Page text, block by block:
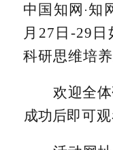
中国知网 · 知
月27日-29
科研思维培
欢迎全
成功后即可